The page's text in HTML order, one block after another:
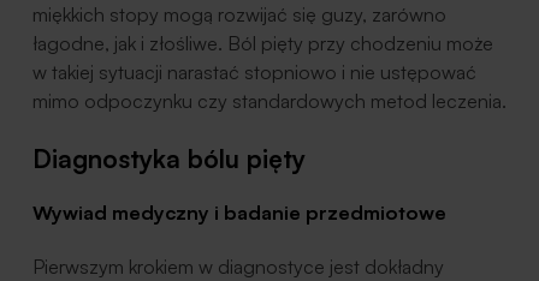
miękkich stopy mogą rozwijać się guzy, zarówno
łagodne, jak i złośliwe. Ból pięty przy chodzeniu może
w takiej sytuacji narastać stopniowo i nie ustępować
mimo odpoczynku czy standardowych metod leczenia.
Diagnostyka bólu pięty
Wywiad medyczny i badanie przedmiotowe
Pierwszym krokiem w diagnostyce jest dokładny